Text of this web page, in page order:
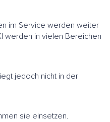
im Service werden weiter
werden in vielen Bereichen
jedoch nicht in der
sie einsetzen.